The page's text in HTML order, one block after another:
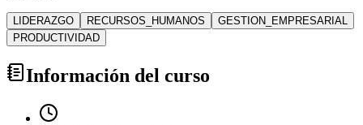
LIDERAZGO RECURSOS_HUMANOS
GESTION_EMPRESARIAL
PRODUCTIVIDAD
Información del curso